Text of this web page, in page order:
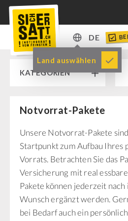
DE
DE
EN
Land auswählen
KATEGORIEN
RAMPENVERKAUF % % %
Notvorrat-Pakete
Fertiggerichte
Komplettlösungen
NR-72
Ergänzungs-Pakete
Notvorrat-Pakete
Unsere Notvorrat-Pakete
Startpunkt zum Aufbau Ihres
Vorrats. Betrachten Sie das
Versicherung mit real
Pakete können jederzeit
Wunsch ergänzt werden.
bei Bedarf auch ein